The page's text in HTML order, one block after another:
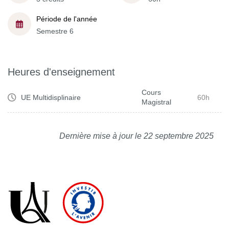
Période de l'année
Semestre 6
Heures d'enseignement
UE Multidisplinaire
Cours
Magistral
60h
Dernière mise à jour le 22 septembre 2025